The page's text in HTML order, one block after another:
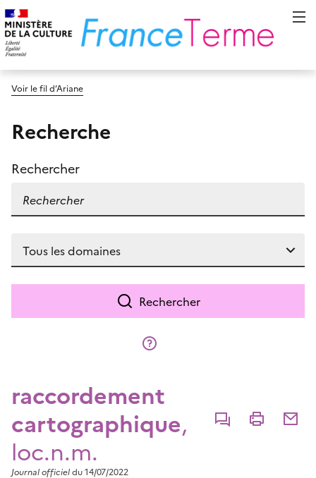
Voir le fil d’Ariane
Recherche
Rechercher
Rechercher
raccordement
cartographique,
loc.n.m.
CommenterImprimer
Journal officieldu 14/07/2022